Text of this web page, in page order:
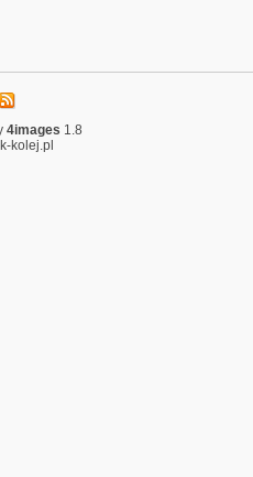
4images 1.8
kolej.pl